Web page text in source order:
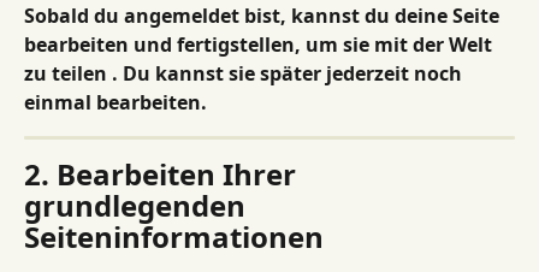
Sobald du angemeldet bist, kannst du deine Seite
bearbeiten und fertigstellen, um sie mit der Welt
zu teilen . Du kannst sie später jederzeit noch
einmal bearbeiten.
2. Bearbeiten Ihrer
grundlegenden
Seiteninformationen